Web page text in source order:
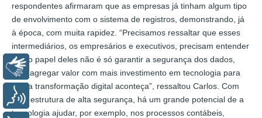
respondentes afirmaram que as empresas já tinham algum tipo
de envolvimento com o sistema de registros, demonstrando, já
à época, com muita rapidez. “Precisamos ressaltar que esses
intermediários, os empresários e executivos, precisam entender
que o papel deles não é só garantir a segurança dos dados,
mas agregar valor com mais investimento em tecnologia para
que a transformação digital aconteça”, ressaltou Carlos. Com
uma estrutura de alta segurança, há um grande potencial de a
tecnologia ajudar, por exemplo, nos processos contábeis,
Libras
Voz